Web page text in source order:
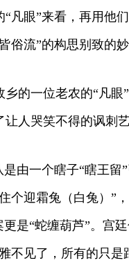
凡眼”来看，再用他
俗流”的构思别致的妙
乡的一位老农的“凡
人哭笑不得的讽刺艺
由一个瞎子“瞎王
个迎霜兔（白兔）”
是“蛇缠葫芦”。宫
不见了，所有的只